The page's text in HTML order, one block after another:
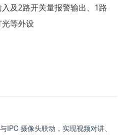
及2路开关量报警输出、1路
等外设
IPC 摄像头联动，实现视频对讲、